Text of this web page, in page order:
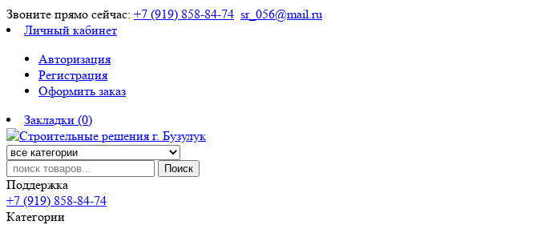
Звоните прямо сейчас: +7 (919) 858-84-74 sr_056@mail.ru
Личный кабинет
Авторизация
Регистрация
Оформить заказ
Закладки (0)
Поиск
Поддержка
+7 (919) 858-84-74
Категории